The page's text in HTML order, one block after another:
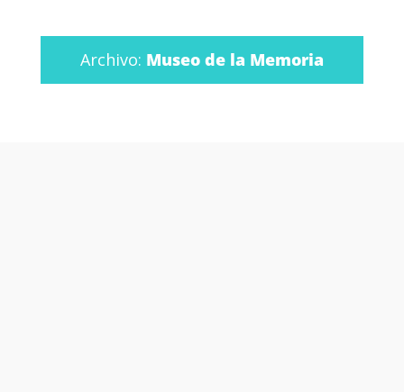
Archivo: Museo de la Memoria